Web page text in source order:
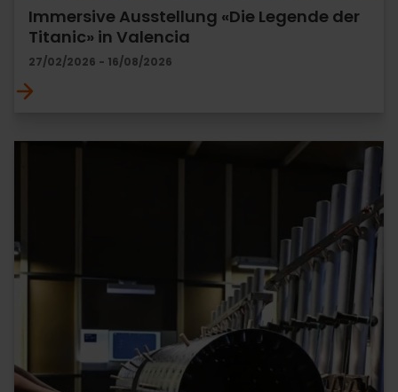
Immersive Ausstellung «Die Legende der
Titanic» in Valencia
27/02/2026 - 16/08/2026